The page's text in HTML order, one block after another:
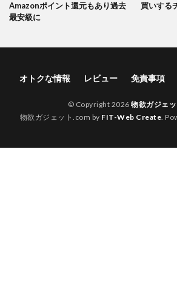
Amazonポイント還元もあり過去
最安級に
買いする
オトクな情報 レビュー 免責事項
© Copyright 2026物欲ガジェ
物欲ガジェット.com by FIT-Web Create.